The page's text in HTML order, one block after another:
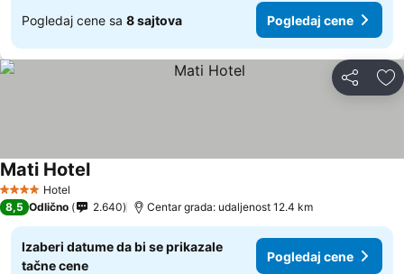
Pogledaj cene sa 8 sajtova Pogledaj cene
Deli
4 ZvezdiceHotel
Mati Hotel
8,5 Odlično 2.640 Centar grada: udaljenost 12.4 km
Izaberi datume da bi se prikazale
tačne cene
Pogledaj cene